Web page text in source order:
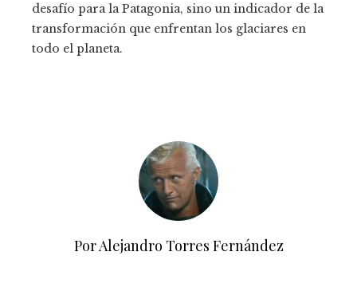
desafío para la Patagonia, sino un indicador de la
transformación que enfrentan los glaciares en
todo el planeta.
Por Alejandro Torres Fernández